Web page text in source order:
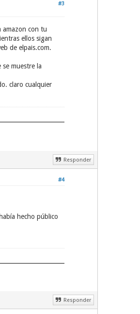
#3
amazon con tu
ellos sigan
de elpais.com.
muestre la
claro cualquier
Responder
#4
hecho público
Responder